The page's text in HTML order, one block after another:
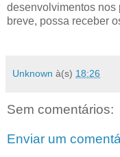
desenvolvimentos nos
breve, possa receber
Unknown à(s) 18:26
Sem comentários:
Enviar um